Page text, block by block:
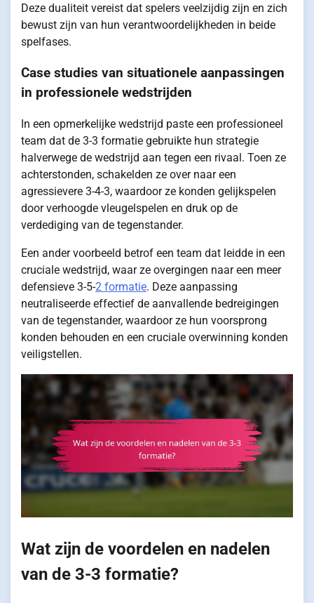
Deze dualiteit vereist dat spelers veelzijdig zijn en zich
bewust zijn van hun verantwoordelijkheden in beide
spelfases.
Case studies van situationele aanpassingen
in professionele wedstrijden
In een opmerkelijke wedstrijd paste een professioneel
team dat de 3-3 formatie gebruikte hun strategie
halverwege de wedstrijd aan tegen een rivaal. Toen ze
achterstonden, schakelden ze over naar een
agressievere 3-4-3, waardoor ze konden gelijkspelen
door verhoogde vleugelspelen en druk op de
verdediging van de tegenstander.
Een ander voorbeeld betrof een team dat leidde in een
cruciale wedstrijd, waar ze overgingen naar een meer
defensieve 3-5-2 formatie. Deze aanpassing
neutraliseerde effectief de aanvallende bedreigingen
van de tegenstander, waardoor ze hun voorsprong
konden behouden en een cruciale overwinning konden
veiligstellen.
Wat zijn de voordelen en nadelen
van de 3-3 formatie?